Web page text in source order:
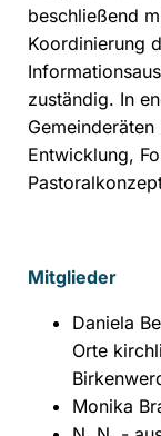
beschließend
Koordinierung
zuständig. In
Entwicklung,
Mitglieder
Daniela
Orte
Monika